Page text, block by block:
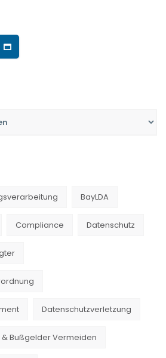
BayLDA
Compliance Datenschutz
Datenschutzverletzung
Bußgelder Vermeiden